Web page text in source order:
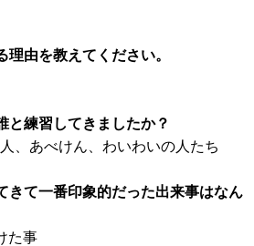
由を教えてください。
と練習してきましたか？
、あべけん、わいわいの人たち
きて一番印象的だった出来事はなん
た事